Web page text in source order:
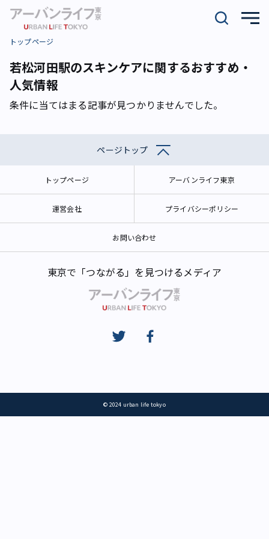
トップページ
若松河田駅のスキンケアに関するおすすめ・
人気情報
条件に当てはまる記事が見つかりませんでした。
ページトップ
トップページ アーバンライフ東京
運営会社 プライバシーポリシー
お問い合わせ
東京で「つながる」を見つけるメディア
© 2024 urban life tokyo